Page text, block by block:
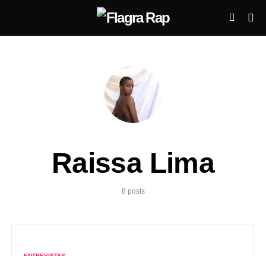
Raissa Lima
8 posts